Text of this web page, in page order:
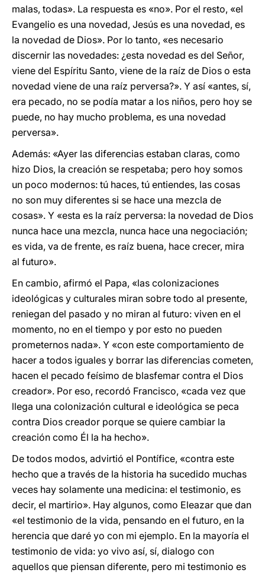
malas, todas». La respuesta es «no». Por el resto, «el
Evangelio es una novedad, Jesús es una novedad, es
la novedad de Dios». Por lo tanto, «es necesario
discernir las novedades: ¿esta novedad es del Señor,
viene del Espíritu Santo, viene de la raíz de Dios o esta
novedad viene de una raíz perversa?». Y así «antes, sí,
era pecado, no se podía matar a los niños, pero hoy se
puede, no hay mucho problema, es una novedad
perversa».
Además: «Ayer las diferencias estaban claras, como
hizo Dios, la creación se respetaba; pero hoy somos
un poco modernos: tú haces, tú entiendes, las cosas
no son muy diferentes si se hace una mezcla de
cosas». Y «esta es la raíz perversa: la novedad de Dios
nunca hace una mezcla, nunca hace una negociación;
es vida, va de frente, es raíz buena, hace crecer, mira
al futuro».
En cambio, afirmó el Papa, «las colonizaciones
ideológicas y culturales miran sobre todo al presente,
reniegan del pasado y no miran al futuro: viven en el
momento, no en el tiempo y por esto no pueden
prometernos nada». Y «con este comportamiento de
hacer a todos iguales y borrar las diferencias cometen,
hacen el pecado feísimo de blasfemar contra el Dios
creador». Por eso, recordó Francisco, «cada vez que
llega una colonización cultural e ideológica se peca
contra Dios creador porque se quiere cambiar la
creación como Él la ha hecho».
De todos modos, advirtió el Pontífice, «contra este
hecho que a través de la historia ha sucedido muchas
veces hay solamente una medicina: el testimonio, es
decir, el martirio». Hay algunos, como Eleazar que dan
«el testimonio de la vida, pensando en el futuro, en la
herencia que daré yo con mi ejemplo. En la mayoría el
testimonio de vida: yo vivo así, sí, dialogo con
aquellos que piensan diferente, pero mi testimonio es